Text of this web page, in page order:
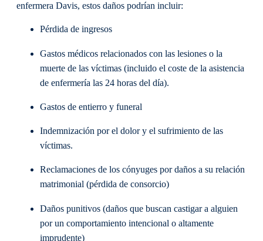
enfermera Davis, estos daños podrían incluir:
Pérdida de ingresos
Gastos médicos relacionados con las lesiones o la
muerte de las víctimas (incluido el coste de la asistencia
de enfermería las 24 horas del día).
Gastos de entierro y funeral
Indemnización por el dolor y el sufrimiento de las
víctimas.
Reclamaciones de los cónyuges por daños a su relación
matrimonial (pérdida de consorcio)
Daños punitivos (daños que buscan castigar a alguien
por un comportamiento intencional o altamente
imprudente)